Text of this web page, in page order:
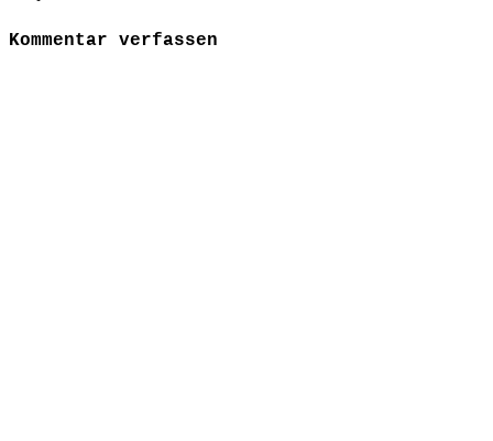
Kommentar verfassen